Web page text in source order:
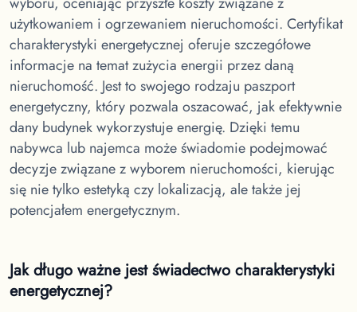
użytkowaniem i ogrzewaniem nieruchomości. Certyfikat
charakterystyki energetycznej oferuje szczegółowe
informacje na temat zużycia energii przez daną
nieruchomość. Jest to swojego rodzaju paszport
energetyczny, który pozwala oszacować, jak efektywnie
dany budynek wykorzystuje energię. Dzięki temu
nabywca lub najemca może świadomie podejmować
decyzje związane z wyborem nieruchomości, kierując
się nie tylko estetyką czy lokalizacją, ale także jej
potencjałem energetycznym.
Jak długo ważne jest świadectwo charakterystyki
energetycznej?